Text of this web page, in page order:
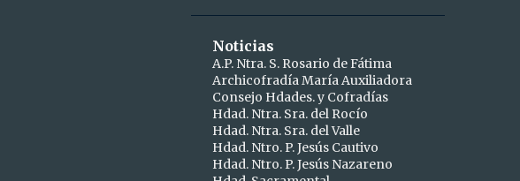
mar 16
1
mar 11
mar 09
mar 06
mar 04
febrero
Noticias
A.P. Ntra. S. Rosario de Fátima
Archicofradía María Auxiliadora
Consejo Hdades. y Cofradías
Hdad. Ntra. Sra. del Rocío
Hdad. Ntra. Sra. del Valle
Hdad. Ntro. P. Jesús Cautivo
Hdad. Ntro. P. Jesús Nazareno